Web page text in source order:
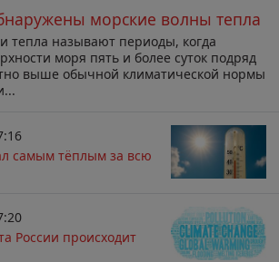
морские волны тепла
тепла называют периоды, когда
моря пять и более суток подряд
выше обычной климатической нормы
самым тёплым за всю
России происходит